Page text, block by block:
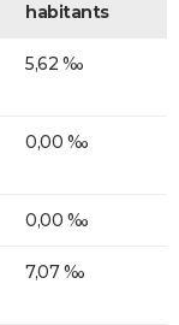
habitants
5,62 ‰
0,00 ‰
0,00 ‰
7,07 ‰